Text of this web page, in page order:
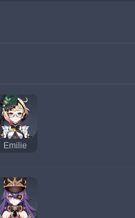
Emilie